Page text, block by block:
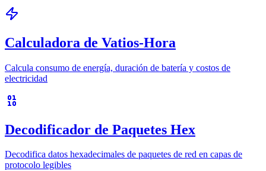
Calculadora de Vatios-Hora
Calcula consumo de energía, duración de batería y costos de
electricidad
Decodificador de Paquetes Hex
Decodifica datos hexadecimales de paquetes de red en capas de
protocolo legibles